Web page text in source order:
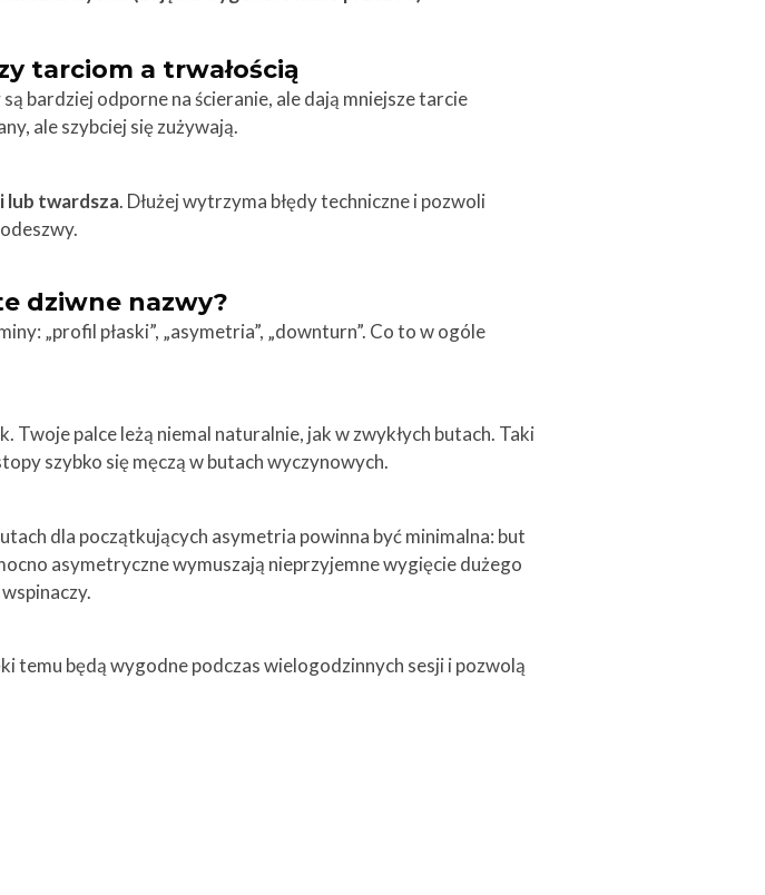
tarciom a trwałością
bardziej odporne na ścieranie, ale dają mniejsze tarcie
ale szybciej się zużywają.
lub twardsza. Dłużej wytrzyma błędy techniczne i pozwoli
dziwne nazwy?
„profil płaski”, „asymetria”, „downturn”. Co to w ogóle
Twoje palce leżą niemal naturalnie, jak w zwykłych butach. Taki
szybko się męczą w butach wyczynowych.
dla początkujących asymetria powinna być minimalna: but
asymetryczne wymuszają nieprzyjemne wygięcie dużego
temu będą wygodne podczas wielogodzinnych sesji i pozwolą